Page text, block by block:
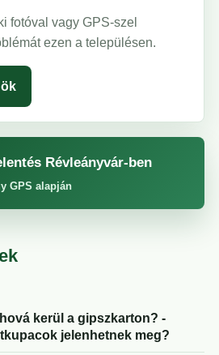
fotóval vagy GPS-szel
ezen a településen.
Révleányvár-ben
GPS alapján
kerül a gipszkarton? -
jelenhetnek meg?